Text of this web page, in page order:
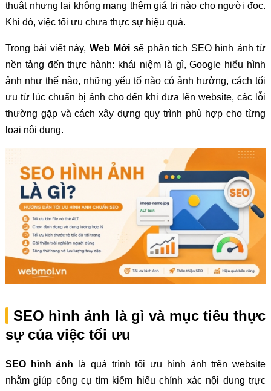
thuật nhưng lại không mang thêm giá trị nào cho người đọc.
Khi đó, việc tối ưu chưa thực sự hiệu quả.
Trong bài viết này, Web Mới sẽ phân tích SEO hình ảnh từ
nền tảng đến thực hành: khái niệm là gì, Google hiểu hình
ảnh như thế nào, những yếu tố nào có ảnh hưởng, cách tối
ưu từ lúc chuẩn bị ảnh cho đến khi đưa lên website, các lỗi
thường gặp và cách xây dựng quy trình phù hợp cho từng
loại nội dung.
SEO hình ảnh là gì và mục tiêu thực
sự của việc tối ưu
SEO hình ảnh là quá trình tối ưu hình ảnh trên website
nhằm giúp công cụ tìm kiếm hiểu chính xác nội dung trực